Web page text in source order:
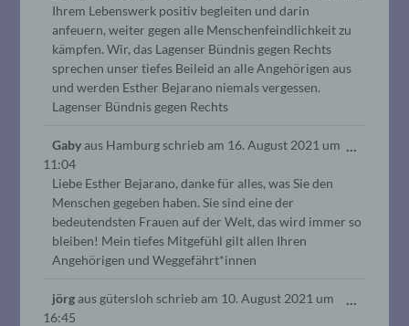
Ihrem Lebenswerk positiv begleiten und darin
anfeuern, weiter gegen alle Menschenfeindlichkeit zu
kämpfen. Wir, das Lagenser Bündnis gegen Rechts
sprechen unser tiefes Beileid an alle Angehörigen aus
und werden Esther Bejarano niemals vergessen.
Lagenser Bündnis gegen Rechts
Gabyaus Hamburg schrieb am 16. August 2021 um
11:04
Liebe Esther Bejarano, danke für alles, was Sie den
Menschen gegeben haben. Sie sind eine der
bedeutendsten Frauen auf der Welt, das wird immer so
bleiben! Mein tiefes Mitgefühl gilt allen Ihren
Angehörigen und Weggefährt*innen
...
jörgaus gütersloh schrieb am 10. August 2021 um
16:45
...